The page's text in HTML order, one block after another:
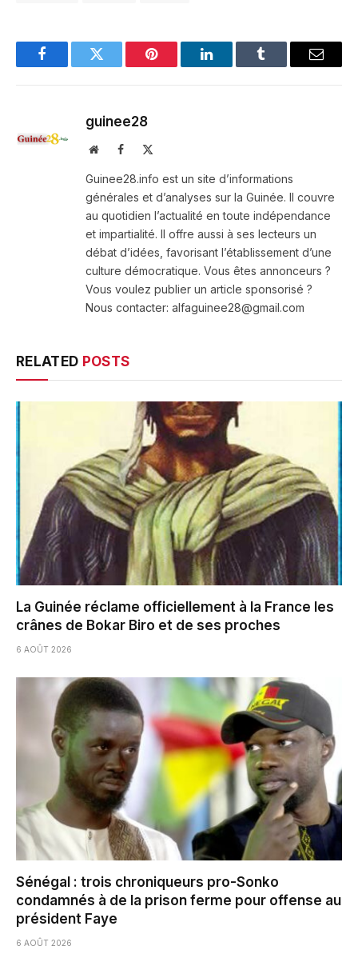
FacebookTwitter Pinterest LinkedInTumblr Email
guinee28
WebsiteFacebook
Guinee28.info est un site d’informations
générales et d’analyses sur la Guinée. Il couvre
au quotidien l’actualité en toute indépendance
et impartialité. Il offre aussi à ses lecteurs un
débat d’idées, favorisant l’établissement d’une
culture démocratique. Vous êtes annonceurs ?
Vous voulez publier un article sponsorisé ?
Nous contacter: alfaguinee28@gmail.com
RELATED POSTS
La Guinée réclame officiellement à la France les
crânes de Bokar Biro et de ses proches
6 AOÛT 2026
Sénégal : trois chroniqueurs pro-Sonko
condamnés à de la prison ferme pour offense au
président Faye
6 AOÛT 2026